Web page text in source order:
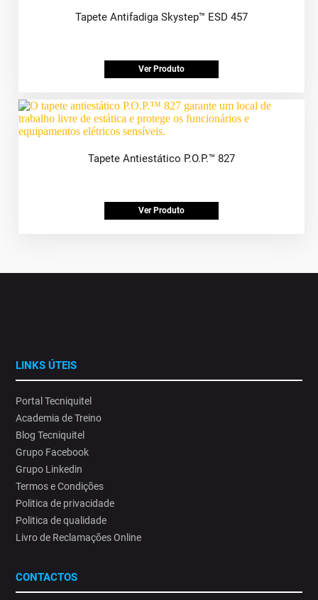
Tapete Antifadiga Skystep™ ESD 457
Ver Produto
Tapete Antiestático P.O.P.™ 827
Ver Produto
LINKS ÚTEIS
Portal Tecniquitel
Academia de Treino
Blog Tecniquitel
Grupo Facebook
Grupo Linkedin
Termos e Condições
Politica de privacidade
Politica de qualidade
Livro de Reclamações Online
CONTACTOS